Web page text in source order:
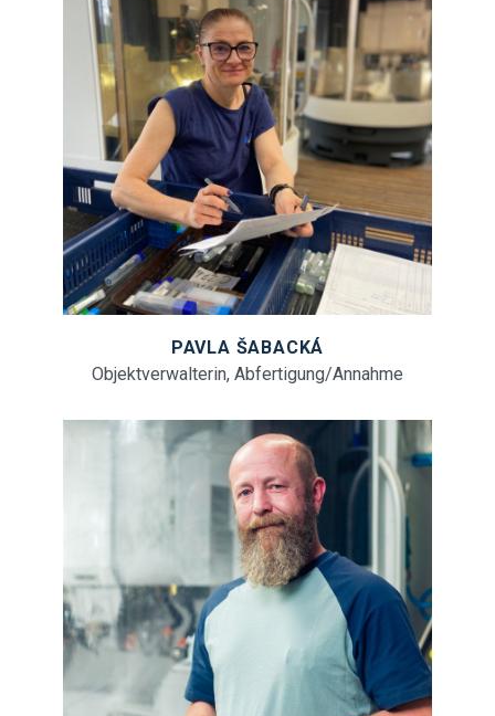
PAVLA ŠABACKÁ
Objektverwalterin, Abfertigung/Annahme